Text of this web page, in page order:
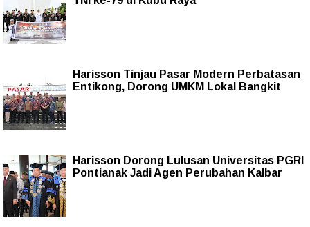
Harisson Tinjau Pasar Modern Perbatasan
Entikong, Dorong UMKM Lokal Bangkit
Harisson Dorong Lulusan Universitas PGRI
Pontianak Jadi Agen Perubahan Kalbar